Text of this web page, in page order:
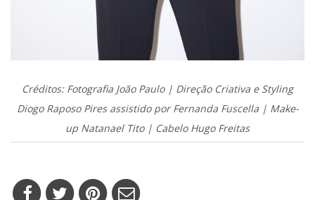
Créditos: Fotografia João Paulo | Direção Criativa e Styling
Diogo Raposo Pires assistido por Fernanda Fuscella | Make-
up Natanael Tito | Cabelo Hugo Freitas